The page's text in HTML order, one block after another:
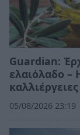
Guardian:
ελαιόλαδο –
05/08/2026 23:19